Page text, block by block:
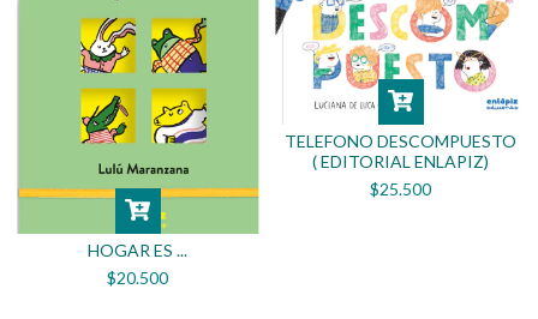
HOGAR ES ...
$20.500
TELEFONO DESCOMPUESTO
( EDITORIAL ENLAPIZ)
$25.500